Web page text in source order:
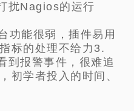
扰Nagios的运行
功能很弱，插件易用
标的处理不给力3.
到报警事件，很难追
初学者投入的时间、